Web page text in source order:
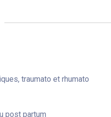
traumato et rhumato
post partum